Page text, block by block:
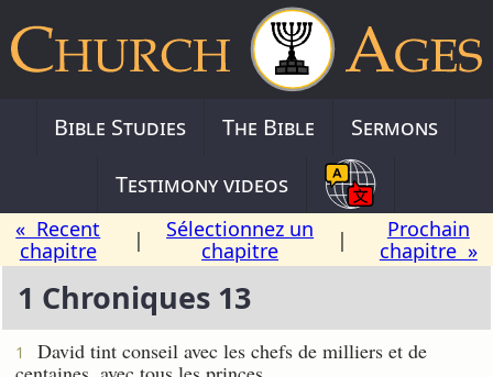
Bible Studies The Bible
Sermons
Testimony videos
« Recent
chapitre
|
Sélectionnez un
chapitre
|
Prochain
chapitre »
1 Chroniques 13
1
David tint conseil avec les chefs de milliers et de